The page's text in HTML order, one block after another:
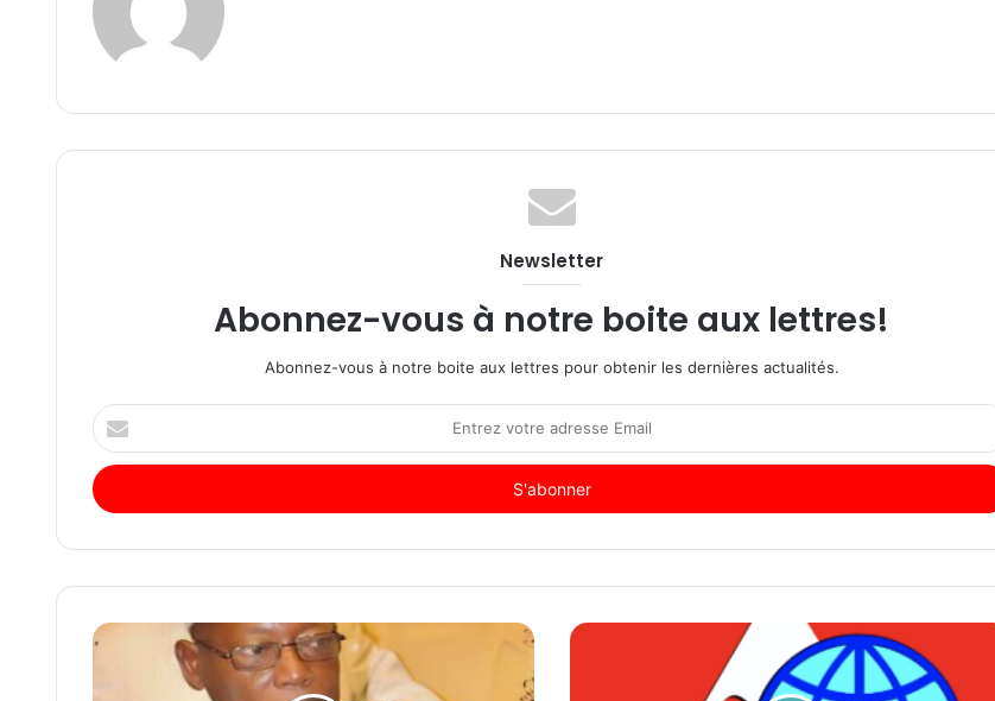
Newsletter
Abonnez-vous à notre boite aux lettres!
Abonnez-vous à notre boite aux lettres pour obtenir les dernières actualités.
Entrez
votre
adresse
Email